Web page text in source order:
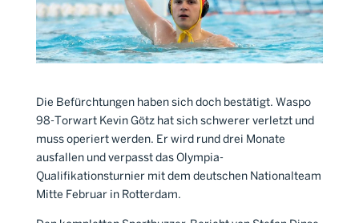
Die Befürchtungen haben sich doch bestätigt. Waspo
98-Torwart Kevin Götz hat sich schwerer verletzt und
muss operiert werden. Er wird rund drei Monate
ausfallen und verpasst das Olympia-
Qualifikationsturnier mit dem deutschen Nationalteam
Mitte Fe­bru­ar in Rotterdam.